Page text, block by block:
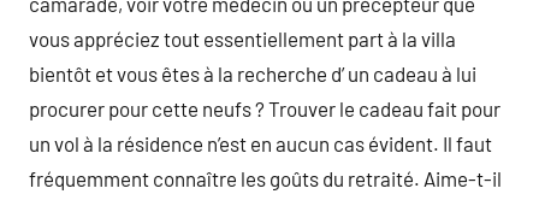
vous appréciez tout essentiellement part à la villa
bientôt et vous êtes à la recherche d’ un cadeau à lui
procurer pour cette neufs ? Trouver le cadeau fait pour
un vol à la résidence n’est en aucun cas évident. Il faut
fréquemment connaître les goûts du retraité. Aime-t-il